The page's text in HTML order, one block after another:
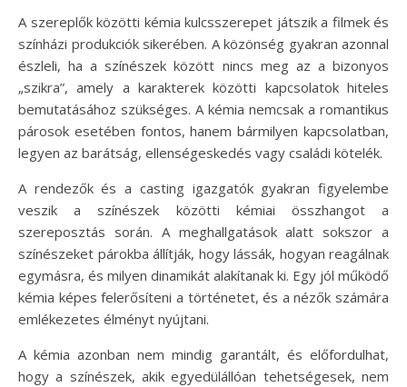
A szereplők közötti kémia kulcsszerepet játszik a filmek és
színházi produkciók sikerében. A közönség gyakran azonnal
észleli, ha a színészek között nincs meg az a bizonyos
„szikra”, amely a karakterek közötti kapcsolatok hiteles
bemutatásához szükséges. A kémia nemcsak a romantikus
párosok esetében fontos, hanem bármilyen kapcsolatban,
legyen az barátság, ellenségeskedés vagy családi kötelék.
A rendezők és a casting igazgatók gyakran figyelembe
veszik a színészek közötti kémiai összhangot a
szereposztás során. A meghallgatások alatt sokszor a
színészeket párokba állítják, hogy lássák, hogyan reagálnak
egymásra, és milyen dinamikát alakítanak ki. Egy jól működő
kémia képes felerősíteni a történetet, és a nézők számára
emlékezetes élményt nyújtani.
A kémia azonban nem mindig garantált, és előfordulhat,
hogy a színészek, akik egyedülállóan tehetségesek, nem